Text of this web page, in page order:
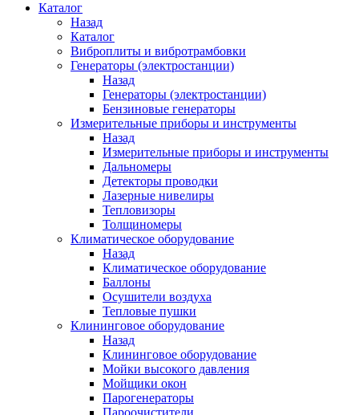
Каталог
Назад
Каталог
Виброплиты и вибротрамбовки
Генераторы (электростанции)
Назад
Генераторы (электростанции)
Бензиновые генераторы
Измерительные приборы и инструменты
Назад
Измерительные приборы и инструменты
Дальномеры
Детекторы проводки
Лазерные нивелиры
Тепловизоры
Толщиномеры
Климатическое оборудование
Назад
Климатическое оборудование
Баллоны
Осушители воздуха
Тепловые пушки
Клининговое оборудование
Назад
Клининговое оборудование
Мойки высокого давления
Мойщики окон
Парогенераторы
Пароочистители